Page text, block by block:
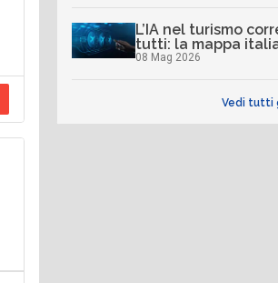
L’IA nel turismo
tutti: la mappa
08 Mag 2026
Vedi tutti